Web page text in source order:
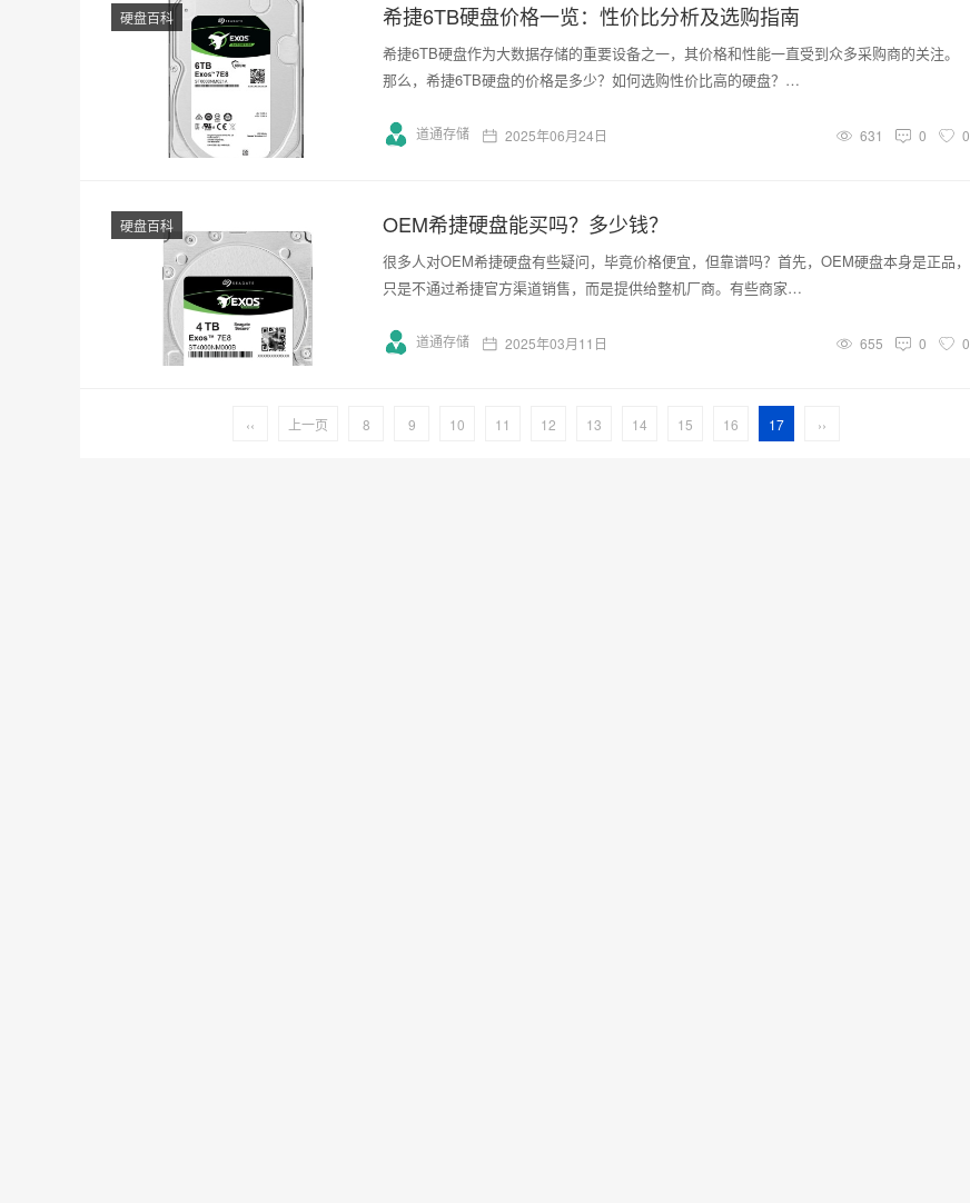
硬盘百科 希捷6TB硬盘价格一览：性价比分析及选购指南
希捷6TB硬盘作为大数据存储的重要设备之一，其价格和性能一直受到众多采购商的关注。
那么，希捷6TB硬盘的价格是多少？如何选购性价比高的硬盘？…
道通存储 2025年06月24日 631 0 0
硬盘百科 OEM希捷硬盘能买吗？多少钱？
很多人对OEM希捷硬盘有些疑问，毕竟价格便宜，但靠谱吗？首先，OEM硬盘本身是正品，
只是不通过希捷官方渠道销售，而是提供给整机厂商。有些商家…
道通存储 2025年03月11日 655 0 0
‹‹ 上一页 8 9 10 11 12 13 14 15 16 17 ››